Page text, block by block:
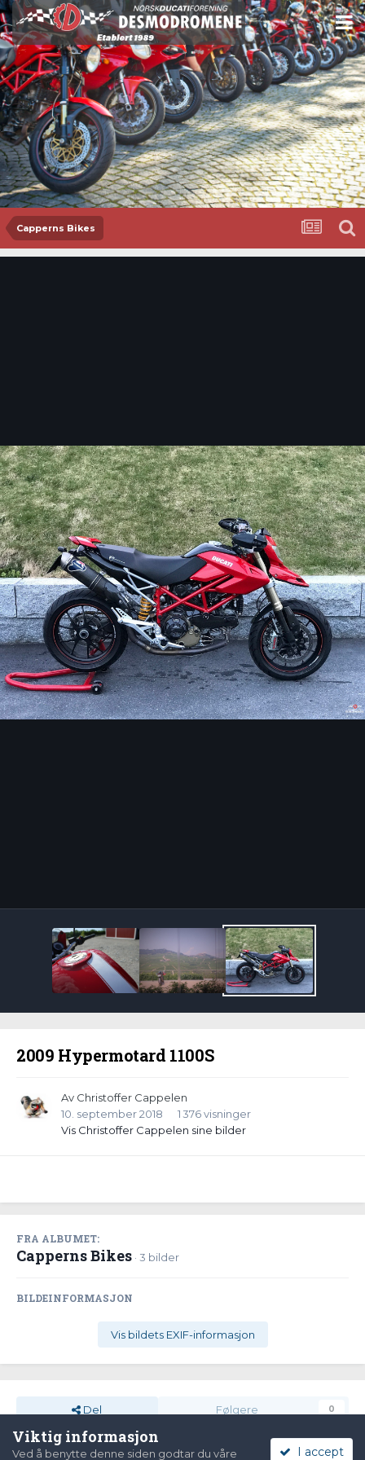
Capperns Bikes
2009 Hypermotard 1100S
Av Christoffer Cappelen
10. september 2018
1 376 visninger
Vis Christoffer Cappelen sine bilder
FRA ALBUMET:
Capperns Bikes · 3 bilder
BILDEINFORMASJON
Vis bildets EXIF-informasjon
Del Følgere 0
Viktig informasjon
Ved å benytte denne siden godtar du våre I accept